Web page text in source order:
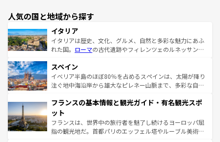
人気の国と地域から探す
イタリア
イタリアは歴史、文化、グルメ、自然と多彩な魅力にあふ
れた国。 ローマの古代遺跡やフィレンツェのルネッサンス
ろん、トスカーナの美しい田園風景やアマルフィ海岸の絶
景など、自然景観も見逃せない。観光の合間には、本場の
ピザやパスタなど、絶品のイタリア料理を堪能することも
ませてくれるイタリアで、忘れられない旅をしてみよう！
なお、新着のイタリア情報は
しい。
スペイン
イベリア半島のほぼ80％を占めるスペインは、太陽が降り
注ぐ地中海沿岸から雄大なピレネー山脈まで、多彩な自然
文化が根付くこの国では、情熱的なフラメンコ、熱気あふ
れる闘牛、そして美味しいタパスが生活の一部となってい
る。首都マドリードの洗練された雰囲気や、バルセロナの
アートに溢れた街角から、地方では古代ローマ遺跡や中世
フランスの基本情報と観光ガイド・有名観光スポ
ット
フランスは、世界中の旅行者を魅了し続けるヨーロッパ屈
指の観光地だ。首都パリのエッフェル塔やルーブル美術館